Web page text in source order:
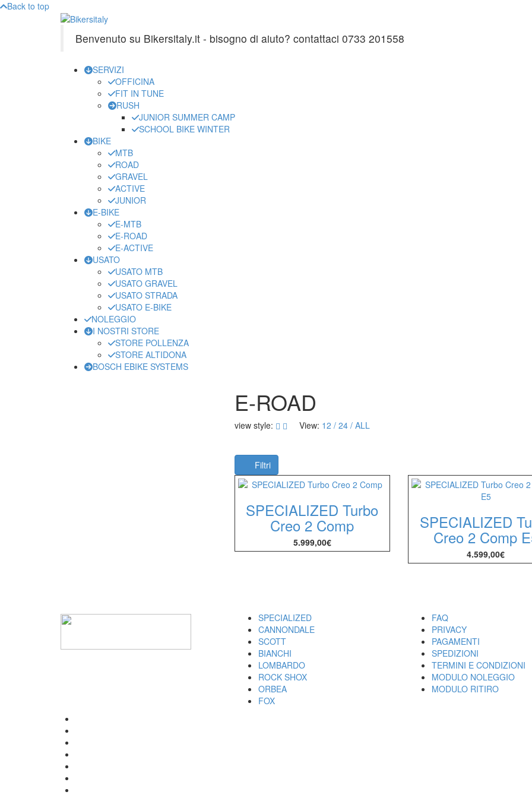
Back to top
Benvenuto su Bikersitaly.it - bisogno di aiuto? contattaci 0733 201558
SERVIZI
OFFICINA
FIT IN TUNE
RUSH
JUNIOR SUMMER CAMP
SCHOOL BIKE WINTER
BIKE
MTB
ROAD
GRAVEL
ACTIVE
JUNIOR
E-BIKE
E-MTB
E-ROAD
E-ACTIVE
USATO
USATO MTB
USATO GRAVEL
USATO STRADA
USATO E-BIKE
NOLEGGIO
I NOSTRI STORE
STORE POLLENZA
STORE ALTIDONA
BOSCH EBIKE SYSTEMS
E-ROAD
view style: View: 12 24 ALL
Filtri
SPECIALIZED Turbo
Creo 2 Comp
5.999,00€
SPECIALIZED
Creo 2 Comp
4.599,00€
SPECIALIZED
CANNONDALE
SCOTT
BIANCHI
LOMBARDO
ROCK SHOX
ORBEA
FOX
FAQ
PRIVACY
PAGAMENTI
SPEDIZIONI
TERMINI E CONDIZIONI
MODULO NOLEGGIO
MODULO RITIRO